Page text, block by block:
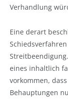
Verhandlung
Eine derart
eines inhaltlich
vorkommen,
Behauptungen